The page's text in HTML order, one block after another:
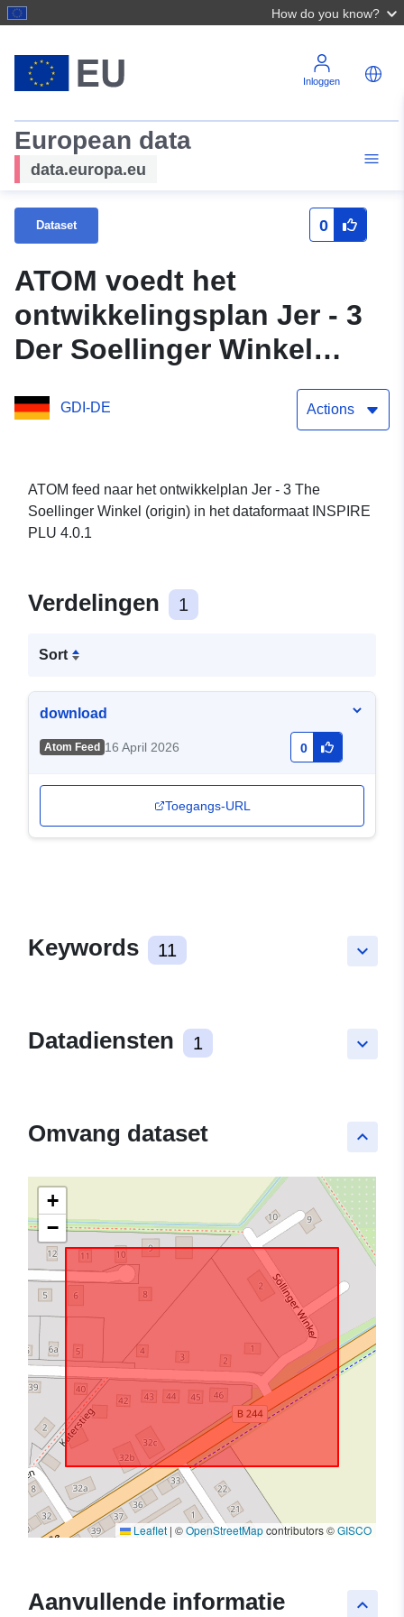
How do you know?
Inloggen
European data
data.europa.eu
Dataset 0
ATOM voedt het
ontwikkelingsplan Jer - 3
Der Soellinger Winkel
GDI-DE Actions
ATOM feed naar het ontwikkelplan Jer - 3 The
Soellinger Winkel (origin) in het dataformaat INSPIRE
PLU 4.0.1
Verdelingen 1
Sort
download
Atom Feed 16 April 2026 0
Toegangs-URL
keyboard_arrow_down
Keywords 11
keyboard_arrow_down
Datadiensten 1
keyboard_arrow_up
Omvang dataset
+
−
Leaflet | ©OpenStreetMapcontributors ©GISCO
keyboard_arrow_up
Aanvullende informatie